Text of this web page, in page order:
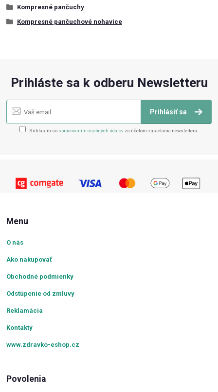
Kompresné pančuchy
Kompresné pančuchové nohavice
Prihláste sa k odberu Newsletteru
Prihlásiť sa
Súhlasím so spracovaním osobných údajov za účelom zasielania newslettera.
Menu
O nás
Ako nakupovať
Obchodné podmienky
Odstúpenie od zmluvy
Reklamácia
Kontakty
www.zdravko-eshop.cz
Povolenia